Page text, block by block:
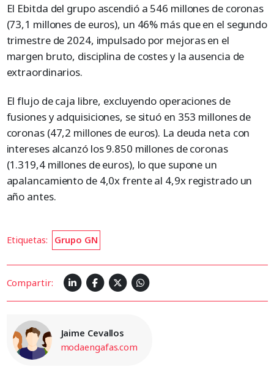
El Ebitda del grupo ascendió a 546 millones de coronas
(73,1 millones de euros), un 46% más que en el segundo
trimestre de 2024, impulsado por mejoras en el
margen bruto, disciplina de costes y la ausencia de
extraordinarios.
El flujo de caja libre, excluyendo operaciones de
fusiones y adquisiciones, se situó en 353 millones de
coronas (47,2 millones de euros). La deuda neta con
intereses alcanzó los 9.850 millones de coronas
(1.319,4 millones de euros), lo que supone un
apalancamiento de 4,0x frente al 4,9x registrado un
año antes.
Etiquetas: Grupo GN
Compartir:
Jaime Cevallos
modaengafas.com